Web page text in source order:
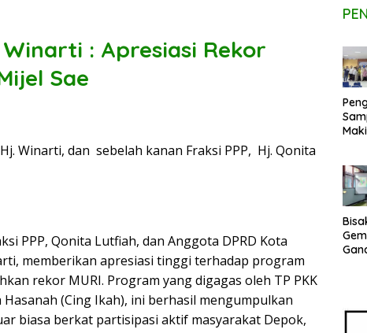
: Apresiasi Rekor
Sae
Winarti, dan sebelah kanan Fraksi PPP, Hj. Qonita
PPP, Qonita Lutfiah, dan Anggota DPRD Kota
memberikan apresiasi tinggi terhadap program
rekor MURI. Program yang digagas oleh TP PKK
(Cing Ikah), ini berhasil mengumpulkan
biasa berkat partisipasi aktif masyarakat Depok,